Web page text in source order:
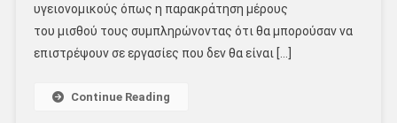
υγειονομικούς όπως η παρακράτηση μέρους
του μισθού τους συμπληρώνοντας ότι θα μπορούσαν να
επιστρέψουν σε εργασίες που δεν θα είναι […]
Continue Reading